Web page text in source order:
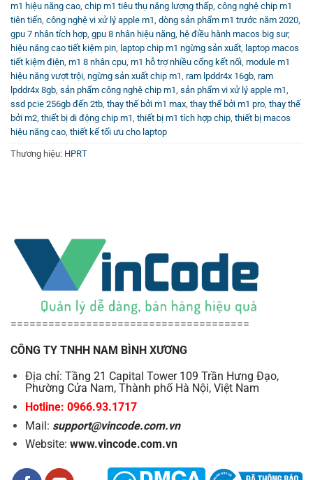
Ngoài ra, sức mạnh xử lý của M1 không hề thua kém bất
kỳ thiết bị hiện đại nào, với CPU tứ nhân tốc độ lên đến 2.0
suất xử lý vượt trội, mượt mà trong mọi tác vụ kiểm kho,
vận hành ứng dụng quản lý.
m1 hiệu năng cao, chip m1 tiêu thụ năng lượng thấp, công nghệ chip m1
tiên tiến, công nghệ vi xử lý apple m1, dòng sản phẩm m1 trước năm 2020,
gpu 7 nhân tích hợp, gpu 8 nhân hiệu năng, hệ điều hành macos big sur,
hiệu năng cao tiết kiệm pin, laptop chip m1 ngừng sản xuất, laptop macos
tiết kiệm điện, m1 8 nhân cpu, m1 hỗ trợ nhiều cổng kết nối, module m1
hiệu năng vượt trội, ngừng sản xuất chip m1, ram lpddr4x 16gb, ram
lpddr4x 8gb, sản phẩm công nghệ chip m1, sản phẩm vi xử lý apple m1,
ssd pcie 256gb đến 2tb, thay thế bởi m1 max, thay thế bởi m1 pro, thay thế
bởi m2, thiết bị di động chip m1, thiết bị m1 tích hợp chip, thiết bị macos
hiệu năng cao, thiết kế tối ưu cho laptop
Thương hiệu: HPRT
======================================
CÔNG TY TNHH NAM BÌNH XƯƠNG
Địa chỉ: Tầng 21 Capital Tower 109 Trần Hưng Đạo,
Phường Cửa Nam, Thành phố Hà Nội, Việt Nam
Hotline: 0966.93.1717
Mail: support@vincode.com.vn
Website: www.vincode.com.vn